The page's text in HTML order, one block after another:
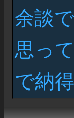
余談
思っ
で納得